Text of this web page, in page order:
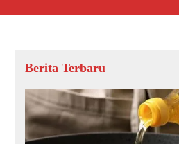
Berita Terbaru